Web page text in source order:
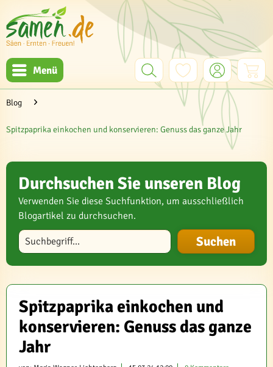
Menü
Blog
Spitzpaprika einkochen und konservieren: Genuss das ganze Jahr
Durchsuchen Sie unseren Blog
Verwenden Sie diese Suchfunktion, um ausschließlich
Blogartikel zu durchsuchen.
Blog durchsuchen
Spitzpaprika einkochen und
konservieren: Genuss das ganze
Jahr